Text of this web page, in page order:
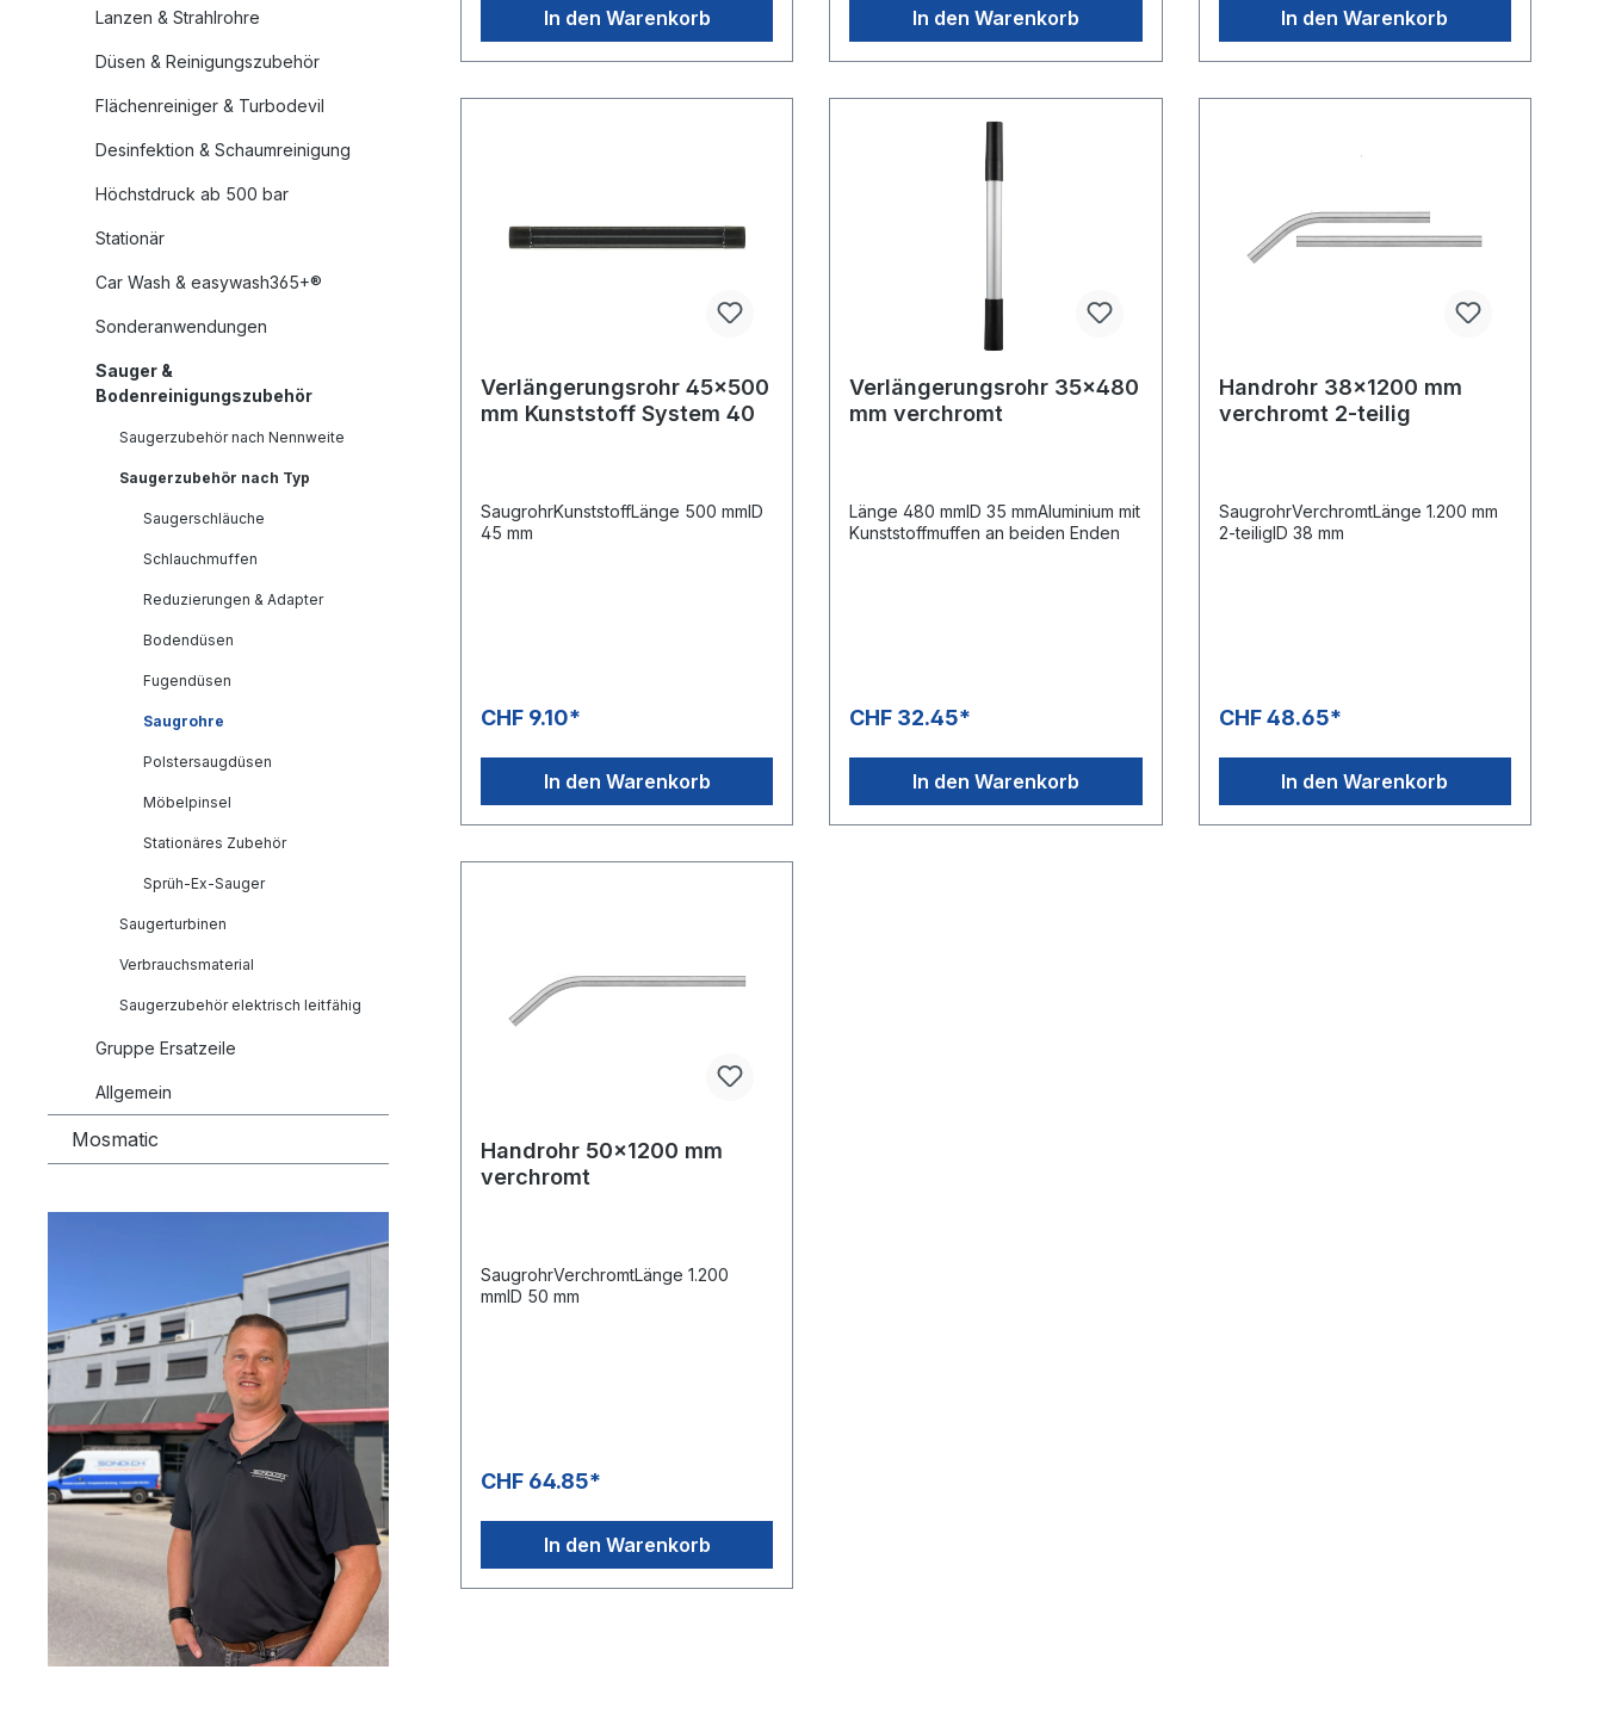
Lanzen & Strahlrohre
Düsen & Reinigungszubehör
Flächenreiniger & Turbodevil
Desinfektion & Schaumreinigung
Höchstdruck ab 500 bar
Stationär
Car Wash & easywash365+®
Sonderanwendungen
Sauger &
Bodenreinigungszubehör
Saugerzubehör nach Nennweite
Saugerzubehör nach Typ
Saugerschläuche
Schlauchmuffen
Reduzierungen & Adapter
Bodendüsen
Fugendüsen
Saugrohre
Polstersaugdüsen
Möbelpinsel
Stationäres Zubehör
Sprüh-Ex-Sauger
Saugerturbinen
Verbrauchsmaterial
Saugerzubehör elektrisch leitfähig
Gruppe Ersatzeile
Allgemein
Mosmatic
In den Warenkorb In den Warenkorb In den Warenkorb
Verlängerungsrohr 45x500
mm Kunststoff System 40
SaugrohrKunststoffLänge 500 mmID
45 mm
CHF 9.10*
In den Warenkorb
Verlängerungsrohr 35x480
mm verchromt
Länge 480 mmID 35 mmAluminium mit
Kunststoffmuffen an beiden Enden
CHF 32.45*
In den Warenkorb
Handrohr 38x1200 mm
verchromt 2-teilig
SaugrohrVerchromtLänge 1.200 mm
2-teiligID 38 mm
CHF 48.65*
In den Warenkorb
Handrohr 50x1200 mm
verchromt
SaugrohrVerchromtLänge 1.200
mmID 50 mm
CHF 64.85*
In den Warenkorb